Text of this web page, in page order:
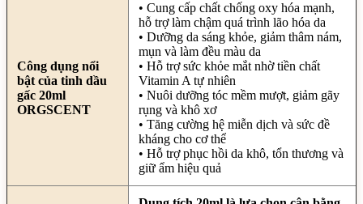
Công dụng nổi
bật của tinh dầu
gấc 20ml
ORGSCENT
• Cung cấp chất chống oxy hóa mạnh,
hỗ trợ làm chậm quá trình lão hóa da
• Dưỡng da sáng khỏe, giảm thâm nám,
mụn và làm đều màu da
• Hỗ trợ sức khỏe mắt nhờ tiền chất
Vitamin A tự nhiên
• Nuôi dưỡng tóc mềm mượt, giảm gãy
rụng và khô xơ
• Tăng cường hệ miễn dịch và sức đề
kháng cho cơ thể
• Hỗ trợ phục hồi da khô, tổn thương và
giữ ẩm hiệu quả